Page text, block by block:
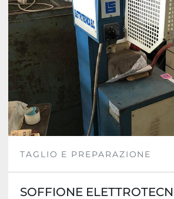
TAGLIO E PREPARAZIONE
SOFFIONE